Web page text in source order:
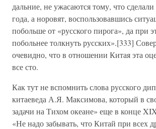
дальние, не ужасаются тому, что сделали
года, а норовят, воспользовавшись
побольше от «русского пирога», да при
побольнее толкнуть русских».[333]
очевидно, что в отношении Китая эта
все сто.
Как тут не вспомнить слова русского
китаеведа А.Я. Максимова, который в
задачи на Тихом океане» еще в конце
«Не надо забывать, что Китай при всех